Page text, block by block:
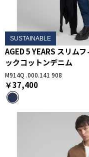
SUSTAINABLE
AGED 5 YEARS スリム
ックコットンデニム
M914Q .000.141 908
￥37,400